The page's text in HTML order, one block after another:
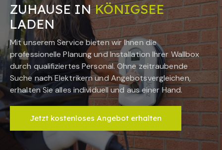
ZUHAUSE INKÖNIGSEE
LADEN
Mit unserem Service bieten wir Ihnen die
professionelle Planung und Installation Ihrer Wallbox
durch qualifiziertes Personal. Ohne zeitraubende
Suche nach Elektrikern und Angebotsvergleichen,
erhalten Sie alles individuell und aus einer Hand.
Jetzt kostenloses Angebot erhalten